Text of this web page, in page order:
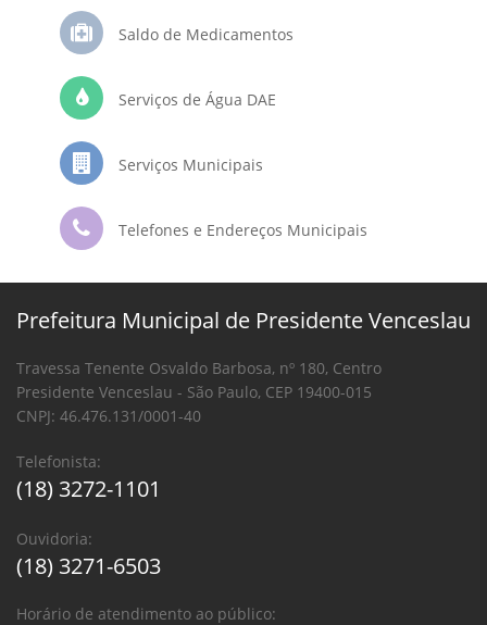
Saldo de Medicamentos
Serviços de Água DAE
Serviços Municipais
Telefones e Endereços Municipais
Prefeitura Municipal de Presidente Venceslau
Travessa Tenente Osvaldo Barbosa, nº 180, Centro
Presidente Venceslau - São Paulo, CEP 19400-015
CNPJ: 46.476.131/0001-40
Telefonista:
(18) 3272-1101
Ouvidoria:
(18) 3271-6503
Horário de atendimento ao público: